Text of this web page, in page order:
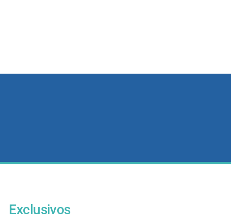
Exclusivos